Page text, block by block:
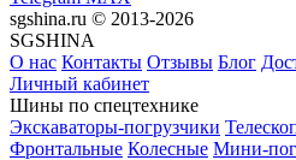
sgshina.ru © 2013-2026
SGSHINA
О нас Контакты Отзывы Блог
Личный кабинет
Шины по спецтехнике
Экскаваторы-погрузчики
Фронтальные Колесные Мини-